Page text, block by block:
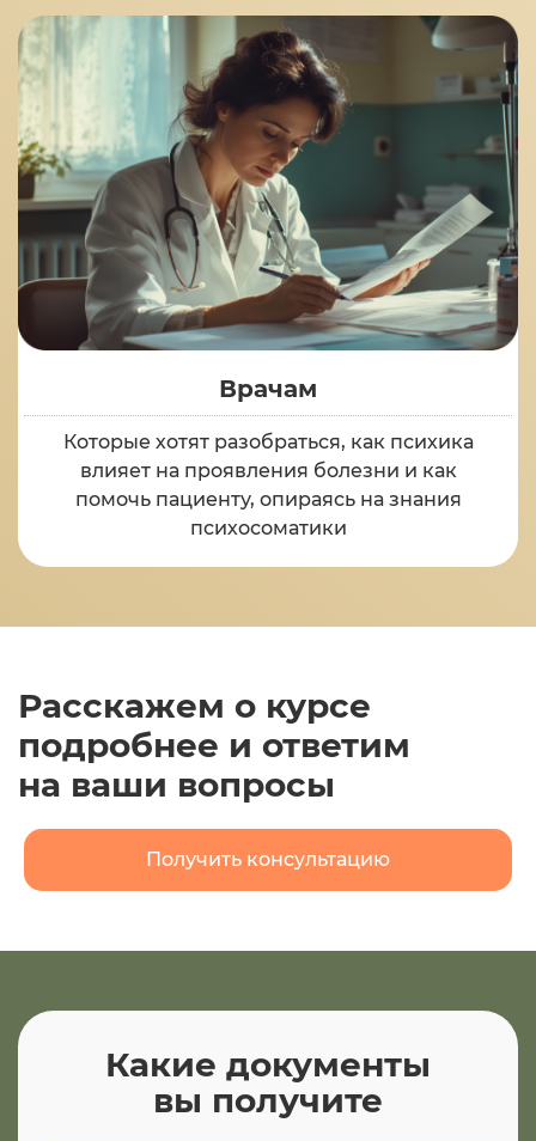
Врачам
Которые хотят разобраться, как психика
влияет на проявления болезни и как
помочь пациенту, опираясь на знания
психосоматики
Расскажем о курсе
подробнее и ответим
на ваши вопросы
Получить консультацию
Какие документы
вы получите